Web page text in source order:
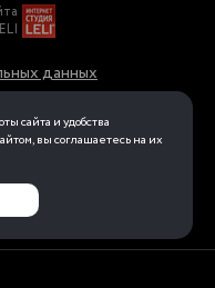
данных
отношении
версию
сайта и удобства
вы соглашаетесь на их